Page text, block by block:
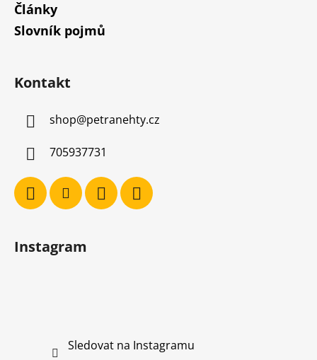
Články
Slovník pojmů
Kontakt
shop@petranehty.cz
705937731
Instagram
Sledovat na Instagramu